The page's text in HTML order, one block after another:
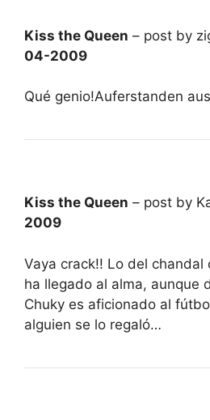
Kiss the Queen – post by
04-2009
Qué genio!Auferstanden
Kiss the Queen – post by
2009
Vaya crack!! Lo del chandal
ha llegado al alma, aunque
Chuky es aficionado al
alguien se lo regaló…